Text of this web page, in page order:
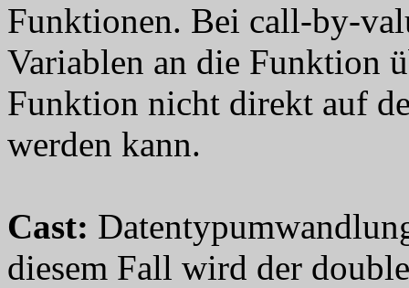
Funktionen. Bei call-by-
Variablen an die Funktion
Funktion nicht direkt auf
werden kann.
Cast:
diesem Fall wird der